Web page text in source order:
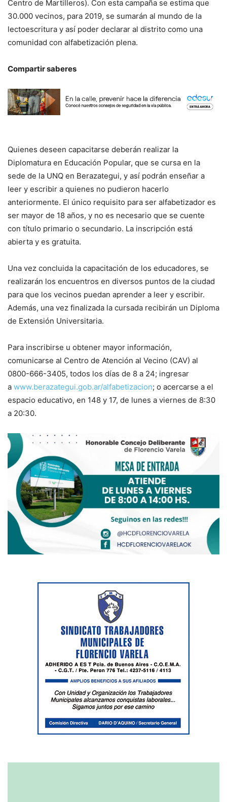
Centro de Martilleros). Con esta campaña se estima que
30.000 vecinos, para 2019, se sumarán al mundo de la
lectoescritura y así poder declarar al distrito como una
comunidad con alfabetización plena.
Compartir saberes
Quienes deseen capacitarse deberán realizar la
Diplomatura en Educación Popular, que se cursa en la
sede de la UNQ en Berazategui, y así podrán enseñar a
leer y escribir a quienes no pudieron hacerlo
anteriormente. El único requisito para ser alfabetizador es
ser mayor de 18 años, y no es necesario que se cuente
con título primario o secundario. La inscripción está
abierta y es gratuita.
Una vez concluida la capacitación de los educadores, se
realizarán los encuentros en diversos puntos de la ciudad
para que los vecinos puedan aprender a leer y escribir.
Además, una vez finalizada la cursada recibirán un Diploma
de Extensión Universitaria.
Para inscribirse u obtener mayor información,
comunicarse al Centro de Atención al Vecino (CAV) al
0800-666-3405, todos los días de 8 a 24; ingresar
a www.berazategui.gob.ar/alfabetizacion; o acercarse a el
espacio educativo, en 148 y 17, de lunes a viernes de 8:30
a 20:30.